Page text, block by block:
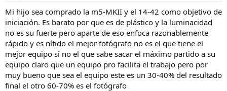
Mi hijo sea comprado la m5-MKII y el 14-42 como objetivo de
iniciación. Es barato por que es de plástico y la luminacidad
no es su fuerte pero aparte de eso enfoca razonablemente
rápido y es nítido el mejor fotógrafo no es el que tiene el
mejor equipo si no el que sabe sacar el máximo partido a su
equipo claro que un equipo pro facilita el trabajo pero por
muy bueno que sea el equipo este es un 30-40% del resultado
final el otro 60-70% es el fotógrafo